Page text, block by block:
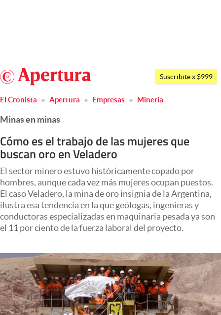
Argentina
Members
Economía y Política
Finanzas y Mercados
Negocios
Columnistas
Otras secciones
Apertura
Infotechnology
Clima
Mundial 2026
Eventos Corporativos
Suscribite x $999
El Cronista Apertura Empresas Minería
Minas en minas
Cómo es el trabajo de las mujeres que
buscan oro en Veladero
El sector minero estuvo históricamente copado por
hombres, aunque cada vez más mujeres ocupan puestos.
El caso Veladero, la mina de oro insignia de la Argentina,
ilustra esa tendencia en la que geólogas, ingenieras y
conductoras especializadas en maquinaria pesada ya son
el 11 por ciento de la fuerza laboral del proyecto.